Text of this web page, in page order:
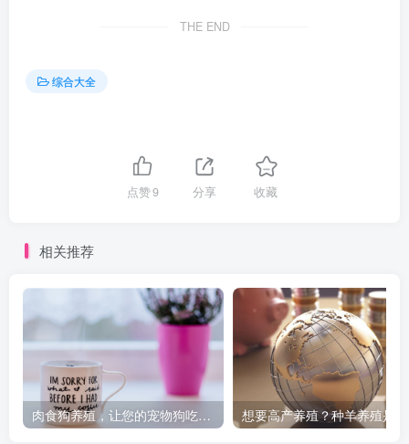
THE END
综合大全
点赞9 分享 收藏
相关推荐
肉食狗养殖，让您的宠物狗吃得更健康！